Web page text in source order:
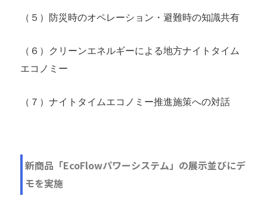
（５）防災時のオペレーション・避難時の知識共有
（６）クリーンエネルギーによる地方ナイトタイム
エコノミー
（７）ナイトタイムエコノミー推進施策への対話
新商品「EcoFlowパワーシステム」の展示並びにデ
モを実施